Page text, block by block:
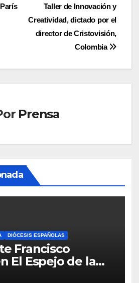
Taller de Innovación y
Creatividad, dictado por el
director de Cristovisión,
Colombia
Prensa
DIÓCESIS ESPAÑOLAS
Francisco
El Espejo de la